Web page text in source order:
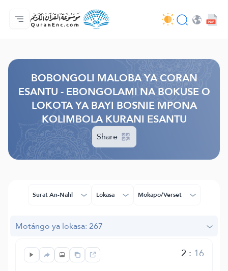
Accueil/Boyambi
Index ya mabongoli
Audio
Misala ya ba développeurs - API
À propos ya projet
Bokutana na biso
Lokota/munoko
BOBONGOLI MALOBA YA CORAN
ESANTU - EBONGOLAMI NA BOKUSE O
LOKOTA YA BAYI BOSNIE MPONA
KOLIMBOLA KURANI ESANTU
Share
Surat An-Nahl Lokasa Mokapo/Verset
Motángo ya lokasa: 267
2 : 16